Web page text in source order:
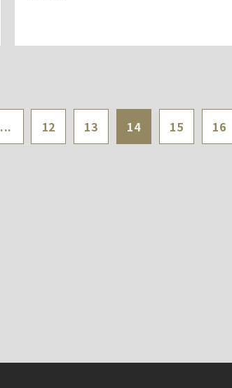
... 12 13 14 15 16